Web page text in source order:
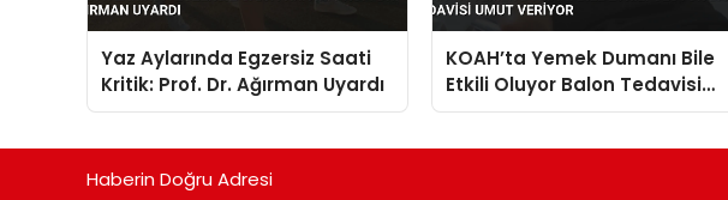
Yaz Aylarında Egzersiz Saati
Kritik: Prof. Dr. Ağırman Uyardı
KOAH’ta Yemek Dumanı Bile
Etkili Oluyor Balon Tedavisi
Umut Veriyor
Haberin Doğru Adresi